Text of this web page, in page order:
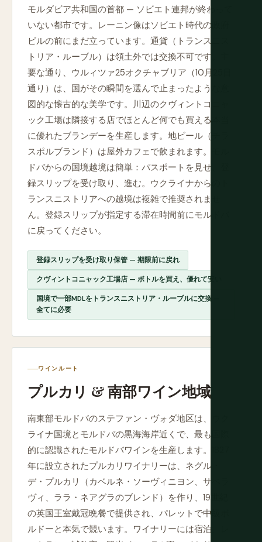
モルダビア共和国の首都 — ソビエト連邦が終わって
いない都市です。レーニン像はソビエト時代の政府
ビルの前にまだ立っています。通貨（トランスニス
トリア・ルーブル）は領土外では交換不可です。主
要な通り、ウルィツァ25オクチャブリア（10月25日
通り）は、国がその瞬間を選んで止まったような意
図的な懐古的な美学です。川辺のクヴィントコニャ
ック工場は隣接する店でほとんど何でも買える本当
に優れたブランデーを生産します。地ビール（チラ
スポルブランド）は屋外カフェで飲まれます。モル
ドバからの国境越境は簡単：パスポートを見せ、登
録スリップを受け取り、進む。ウクライナからのト
ランスニストリアへの越境は複雑で推奨されませ
ん。登録スリップが指定する滞在時間前にモルドバ
に戻ってください。
登録スリップを受け取り保管 — 期限前に戻れ
クヴィントコニャック工場店 — ボトルを買え、優れて安い
国境で一部MDLをトランスニストリア・ルーブルに交換 —
全てに必要
ワインルート
プルカリ & 南部ワイン地域
南東部モルドバのステファン・ヴォダ地区は、ウク
ライナ国境とモルドバの黒海海岸近くで、最も国際
的に認識されたモルドバワインを生産します。1827
年に設立されたプルカリワイナリーは、ネグル・
デ・プルカリ（カベルネ・ソーヴィニヨン、サペラ
ヴィ、ララ・ネアグラのブレンド）を作り、19世紀
の英国王室戴冠晩餐で提供され、パレットで中級ボ
ルドーと本気で競います。ワイナリーには宿泊、レ